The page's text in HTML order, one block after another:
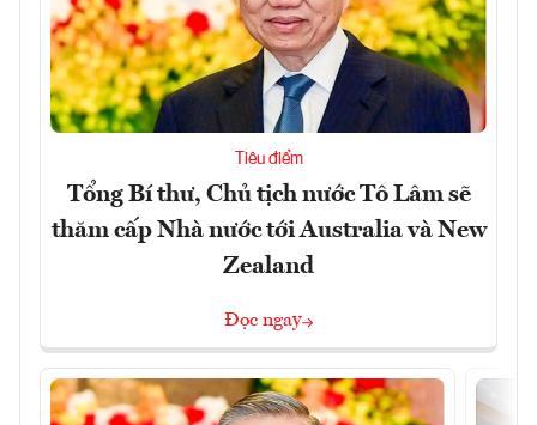
Tiêu điểm
Tổng Bí thư, Chủ tịch nước Tô Lâm sẽ
thăm cấp Nhà nước tới Australia và New
Zealand
Đọc ngay